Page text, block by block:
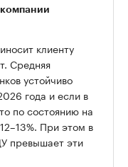
клиенту
Средняя
устойчиво
года и если в
по состоянию на
При этом в
превышает эти